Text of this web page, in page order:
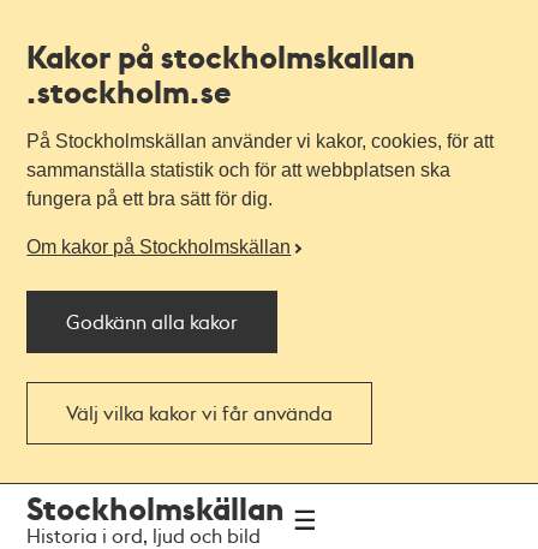
Kakor på stockholmskallan
.stockholm.se
På Stockholmskällan använder vi kakor, cookies, för att
sammanställa statistik och för att webbplatsen ska
fungera på ett bra sätt för dig.
Om kakor på Stockholmskällan
Godkänn alla kakor
Välj vilka kakor vi får använda
navigationen
huvudinnehållet
Stockholmskällan
Historia i ord, ljud och bild